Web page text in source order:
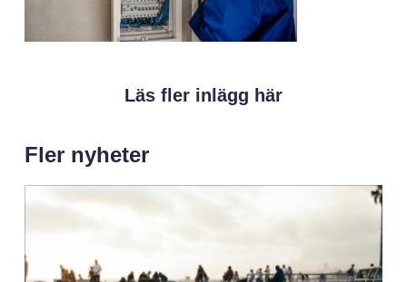
Läs fler inlägg här
Fler nyheter